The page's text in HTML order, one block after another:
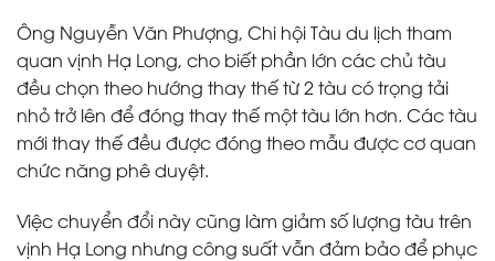
Ông Nguyễn Văn Phượng, Chi hội Tàu du lịch tham
quan vịnh Hạ Long, cho biết phần lớn các chủ tàu
đều chọn theo hướng thay thế từ 2 tàu có trọng tải
nhỏ trở lên để đóng thay thế một tàu lớn hơn. Các tàu
mới thay thế đều được đóng theo mẫu được cơ quan
chức năng phê duyệt.
Việc chuyển đổi này cũng làm giảm số lượng tàu trên
vịnh Hạ Long nhưng công suất vẫn đảm bảo để phục